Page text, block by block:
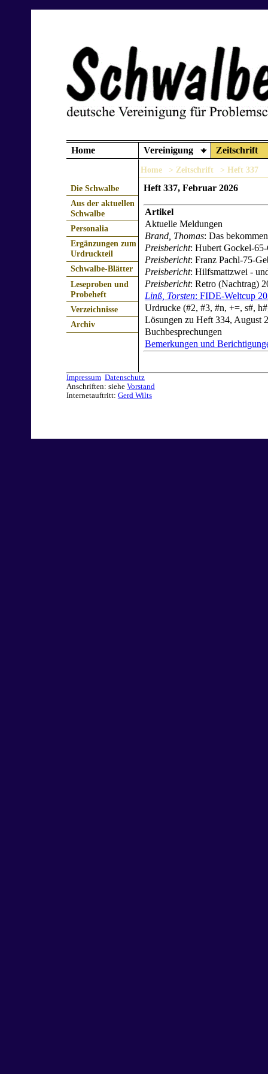
Home Vereinigung Zeitschrift
Die Schwalbe
Aus der aktuellen
Schwalbe
Personalia
Ergänzungen zum
Urdruckteil
Schwalbe-Blätter
Leseproben und
Probeheft
Verzeichnisse
Archiv
Home > Zeitschrift > Heft 337
Heft 337, Februar 2026
Artikel
Aktuelle Meldungen
Brand, Thomas: Das
Preisbericht: Hubert Gockel-
Preisbericht: Franz Pachl-75-
Preisbericht: Hilfsmattzwei -
Preisbericht: Retro (Nachtrag)
Linß, Torsten: FIDE-Weltcup
Urdrucke (#2, #3, #n, +=, s#,
Lösungen zu Heft 334, August
Buchbesprechungen
Bemerkungen und
Impressum Datenschutz
Anschriften: siehe Vorstand
Internetauftritt: Gerd Wilts